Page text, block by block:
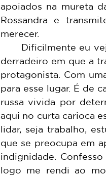
apoiados na mureta
Rossandra e
merecer.
derradeiro em que a
protagonista. Com
para esse lugar. É de
russa vivida por
aqui no curta carioca
lidar, seja trabalho,
que se preocupa em
indignidade.
logo me rendi ao